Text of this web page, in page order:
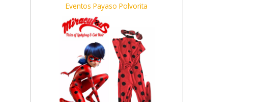
Eventos Payaso Polvorita